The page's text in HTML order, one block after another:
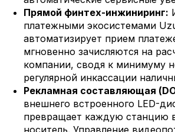
Прямой финтех-инжиниринг:
платежными экосистемами
автоматизирует прием
мгновенно зачисляются на
компании, сводя к минимуму
регулярной инкассации
Рекламная составляющая
внешнего встроенного LED-
превращает каждую станцию
носитель. Управление